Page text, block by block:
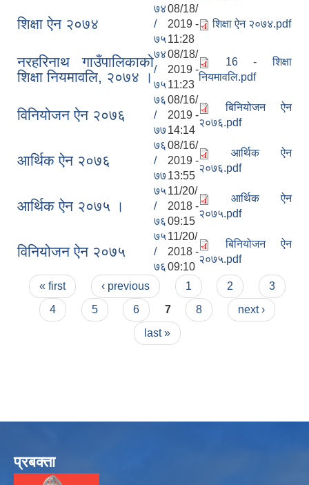
शिक्षा ऐन २०७४
७४
/
७५
08/18/
2019 -
11:28
शिक्षा ऐन २०७४.pdf
नरहरिनाथ गाउँपालिकाको
शिक्षा नियमावलि, २०७४ ।
७४
/
७५
08/18/
2019 -
11:23
16 - शिक्षा
नियमावलि.pdf
विनियोजन ऐन २०७६
७६
/
७७
08/16/
2019 -
14:14
बिनियोजन ऐन
२०७६.pdf
आर्थिक ऐन २०७६
७६
/
७७
08/16/
2019 -
13:55
आर्थिक ऐन
२०७६.pdf
आर्थिक ऐन २०७५ ।
७५
/
७६
11/20/
2018 -
09:15
आर्थिक ऐन
२०७५.pdf
विनियोजन ऐन २०७५
७५
/
७६
11/20/
2018 -
09:10
बिनियोजन ऐन
२०७५.pdf
Pages
« first ‹ previous 1 2
3
4
5 6 7 8
next ›
last »
प्रबक्ता